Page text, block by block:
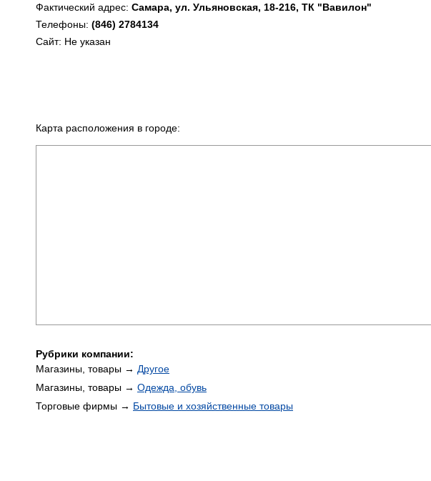
Фактический адрес: Самара, ул. Ульяновская, 18-216, ТК "Вавилон"
Телефоны: (846) 2784134
Сайт: Не указан
Карта расположения в городе:
Рубрики компании:
Магазины, товары → Другое
Магазины, товары → Одежда, обувь
Торговые фирмы → Бытовые и хозяйственные товары